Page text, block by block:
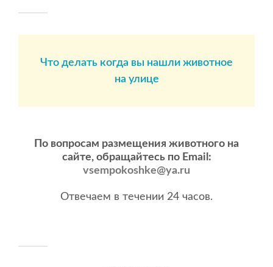
Что делать когда вы нашли животное
на улице
По вопросам размещения животного на
сайте, обращайтесь по Email:
vsempokoshke@ya.ru
Отвечаем в течении 24 часов.